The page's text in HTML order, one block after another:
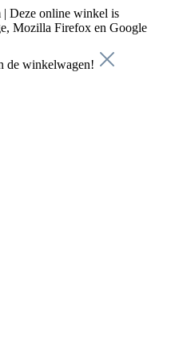
Deze online winkel is
Mozilla Firefox en Google
de winkelwagen!